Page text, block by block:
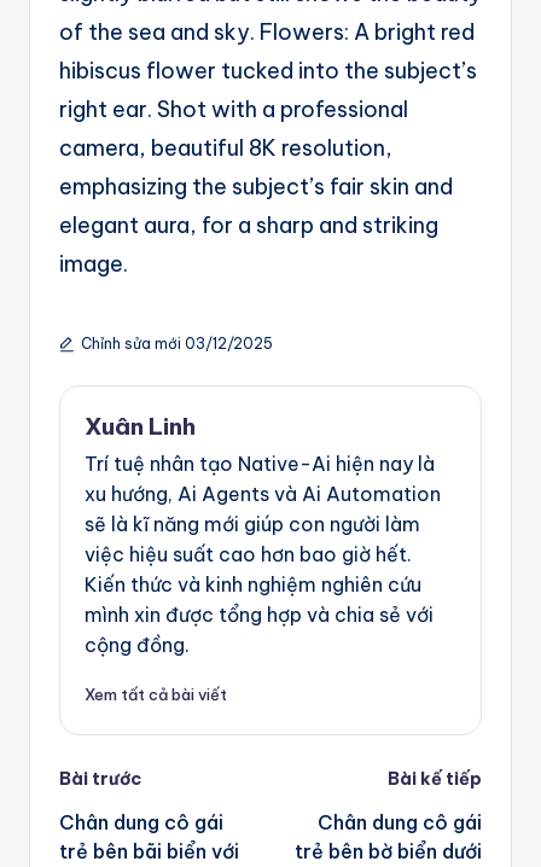
of the sea and sky. Flowers: A bright red
hibiscus flower tucked into the subject’s
right ear. Shot with a professional
camera, beautiful 8K resolution,
emphasizing the subject’s fair skin and
elegant aura, for a sharp and striking
image.
Chỉnh sửa mới 03/12/2025
Xuân Linh
Trí tuệ nhân tạo Native-Ai hiện nay là
xu hướng, Ai Agents và Ai Automation
sẽ là kĩ năng mới giúp con người làm
việc hiệu suất cao hơn bao giờ hết.
Kiến thức và kinh nghiệm nghiên cứu
mình xin được tổng hợp và chia sẻ với
cộng đồng.
Xem tất cả bài viết
Post
navigation
Bài trước
Chân dung cô gái
trẻ bên bãi biển với
Bài kế tiếp
Chân dung cô gái
trẻ bên bờ biển dưới